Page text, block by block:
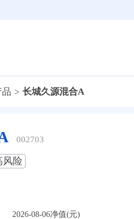
长城久源混合A
002703
风险
2026-08-06净值(元)